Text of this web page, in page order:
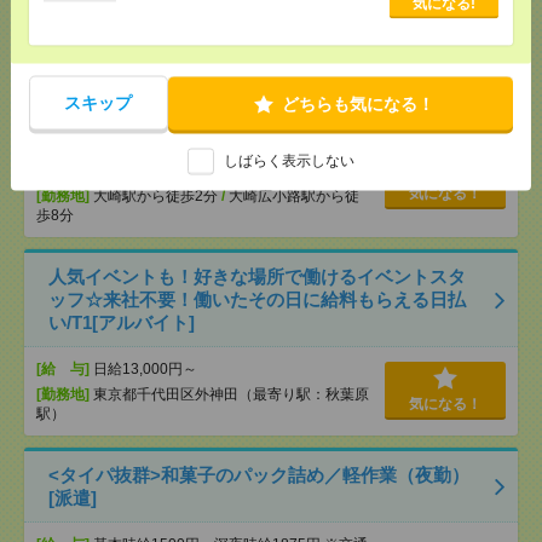
スキップ どちらも気になる！
しばらく表示しない
＼！電話なし！／集中して働けるコツコツデータチ
ェック@大崎[派遣]
時給1750円＋交
交通費実費支給(当社規定あり)
[勤務地]大崎駅から徒歩2分/大崎広小路駅から徒
歩8分
気になる！
人気イベントも！好きな場所で働けるイベントスタ
ッフ☆来社不要！働いたその日に給料もらえる日払
い/T1[アルバイト]
[給 与] 日給13,000円～
[勤務地] 東京都千代田区外神田（最寄り駅：秋葉原
駅）
気になる！
<タイパ抜群>和菓子のパック詰め／軽作業（夜勤）
[派遣]